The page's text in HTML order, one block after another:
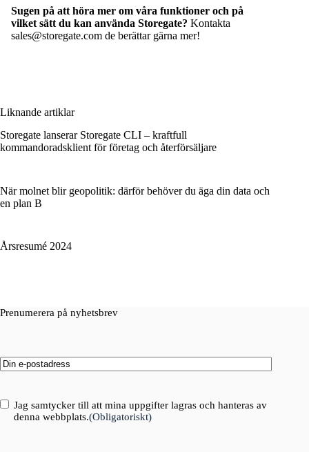
Sugen på att höra mer om våra funktioner och på
vilket sätt du kan använda Storegate? Kontakta
sales@storegate.com de berättar gärna mer!
Liknande artiklar
Storegate lanserar Storegate CLI – kraftfull
kommandoradsklient för företag och återförsäljare
När molnet blir geopolitik: därför behöver du äga din data och
en plan B
Årsresumé 2024
Prenumerera på nyhetsbrev
Email(Obligatoriskt)
Consent(Obligatoriskt)
Jag samtycker till att mina uppgifter lagras och hanteras av
denna webbplats.(Obligatoriskt)